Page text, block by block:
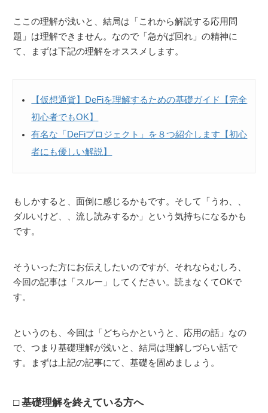
ここの理解が浅いと、結局は「これから解説する応用問
題」は理解できません。なので「急がば回れ」の精神に
て、まずは下記の理解をオススメします。
【仮想通貨】DeFiを理解するための基礎ガイド【完全
初心者でもOK】
有名な「DeFiプロジェクト」を８つ紹介します【初心
者にも優しい解説】
もしかすると、面倒に感じるかもです。そして「うわ、、
ダルいけど、、流し読みするか」という気持ちになるかも
です。
そういった方にお伝えしたいのですが、それならむしろ、
今回の記事は「スルー」してください。読まなくてOKで
す。
というのも、今回は「どちらかというと、応用の話」なの
で、つまり基礎理解が浅いと、結局は理解しづらい話で
す。まずは上記の記事にて、基礎を固めましょう。
基礎理解を終えている方へ